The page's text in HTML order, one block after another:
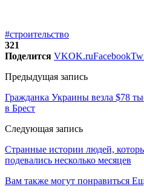
#строительство
321
Поделится VKOK.ruFacebook
Предыдущая запись
Гражданка Украины везла $78
в Брест
Следующая запись
Странные истории людей,
подевались несколько месяцев
Вам также могут понравиться